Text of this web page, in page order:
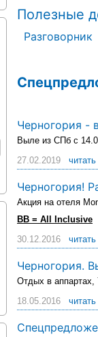
Полезные
Разговорник
Черногория -
Выле из СПб с
27.02.2019
Черногория!
Акция на отеля
BB = All Inclusive
30.12.2016
Черногория.
Отдых в аппартах,
18.05.2016